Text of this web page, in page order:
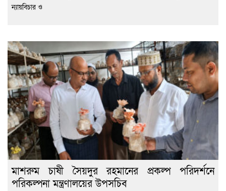
ন্যায়বিচার ও
মাশরুম চাষী সৈয়দুর রহমানের প্রকল্প পরিদর্শনে
পরিকল্পনা মন্ত্রণালয়ের উপসচিব